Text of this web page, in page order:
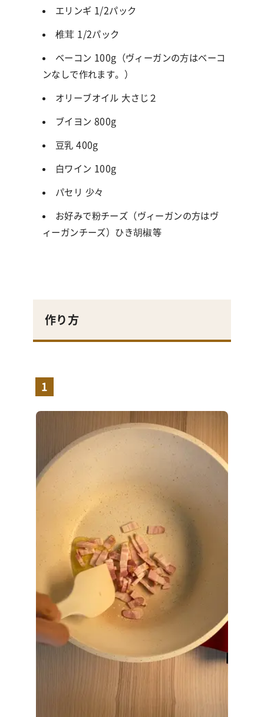
エリンギ 1/2パック
椎茸 1/2パック
ベーコン 100g（ヴィーガンの方はベーコ
ンなしで作れます。）
オリーブオイル 大さじ２
ブイヨン 800g
豆乳 400g
白ワイン 100g
パセリ 少々
お好みで粉チーズ（ヴィーガンの方はヴ
ィーガンチーズ）ひき胡椒等
作り方
1